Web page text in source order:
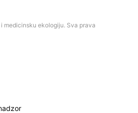
ekologiju. Sva prava